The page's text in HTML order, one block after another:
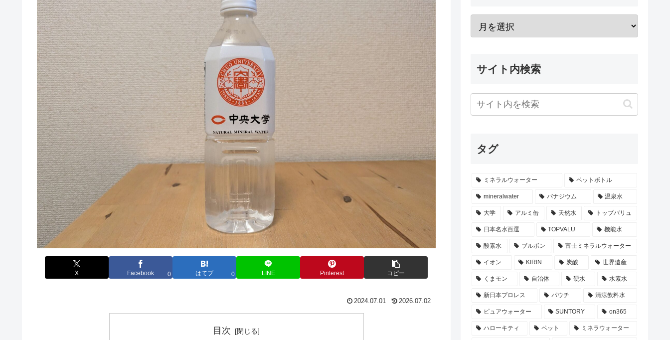
X Facebook 0 はてブ 0 LINE Pinterest コピー
2024.07.01 2026.07.02
目次
サイト内検索
タグ
ミネラルウォーター ペットボトル
mineralwater バナジウム 温泉水
大学 アルミ缶 天然水 トップバリュ
日本名水百選 TOPVALU 機能水
酸素水 ブルボン 富士ミネラルウォーター
イオン KIRIN 炭酸 世界遺産
くまモン 自治体 硬水 水素水
新日本プロレス パウチ 清涼飲料水
ピュアウォーター SUNTORY on365
ハローキティ ペット ミネラウォーター